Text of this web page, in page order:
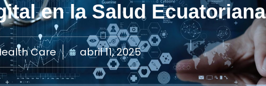
en la Salud Ecuatoriana
Care abril 11, 2025